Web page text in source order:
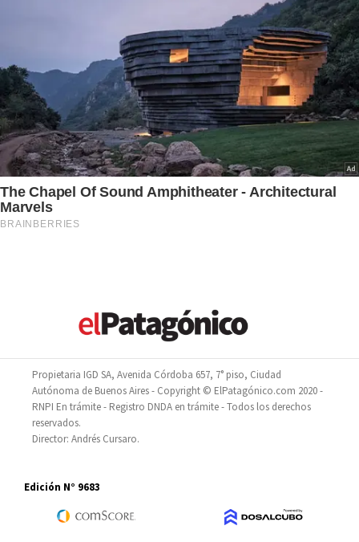
Propietaria IGD SA, Avenida Córdoba 657, 7° piso, Ciudad
Autónoma de Buenos Aires - Copyright © ElPatagónico.com 2020 -
RNPI En trámite - Registro DNDA en trámite - Todos los derechos
reservados.
Director: Andrés Cursaro.
Edición N° 9683